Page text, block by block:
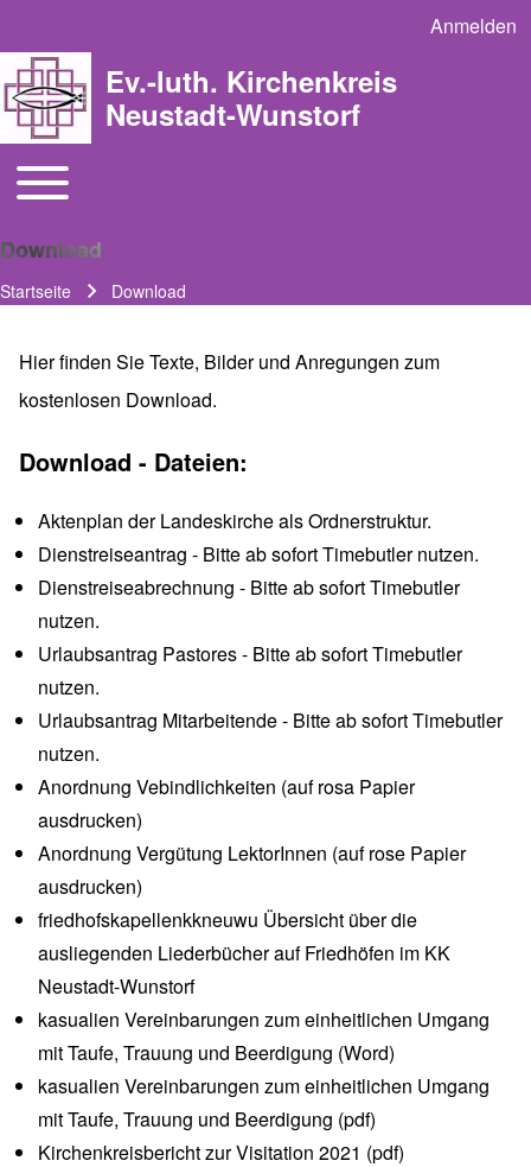
User
Anmelden
Ev.-luth. Kirchenkreis
Neustadt-Wunstorf
Main navigation
Toggle main menu
Download
Pfadnavigation
Startseite Download
Hier finden Sie Texte, Bilder und Anregungen zum
kostenlosen Download.
Download - Dateien:
Aktenplan der Landeskirche alsOrdnerstruktur.
Dienstreiseantrag - Bitte ab sofortTimebutlernutzen.
Dienstreiseabrechnung - Bitte ab sofortTimebutler
nutzen.
Urlaubsantrag Pastores - Bitte ab sofortTimebutler
nutzen.
Urlaubsantrag Mitarbeitende - Bitte ab sofortTimebutler
nutzen.
Anordnung Vebindlichkeiten (auf rosa Papier
ausdrucken)
Anordnung Vergütung LektorInnen (auf rose Papier
ausdrucken)
friedhofskapellenkkneuwu Übersicht über die
ausliegenden Liederbücher auf Friedhöfen im KK
Neustadt-Wunstorf
kasualien Vereinbarungen zum einheitlichen Umgang
mit Taufe, Trauung und Beerdigung (Word)
kasualien Vereinbarungen zum einheitlichen Umgang
mit Taufe, Trauung und Beerdigung (pdf)
Kirchenkreisberichtzur Visitation 2021 (pdf)